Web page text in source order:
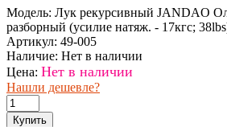
Модель: Лук рекурсивный JANDAO
разборный (усилие натяж. - 17кгс;
Артикул: 49-005
Наличие: Нет в наличии
Цена: Нет в наличии
Нашли дешевле?